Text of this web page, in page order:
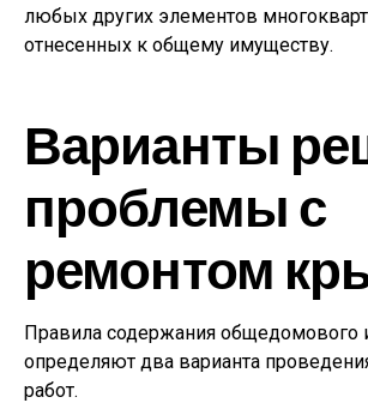
любых других элементов
отнесенных к общему имуществу.
Варианты
проблемы с
ремонтом
Правила содержания общедомового
определяют два варианта
работ.